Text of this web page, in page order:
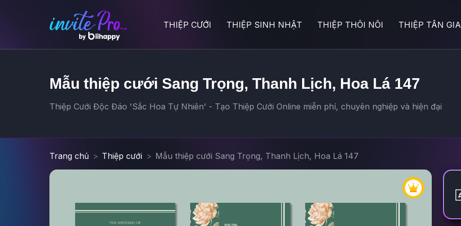
THIỆP CƯỚI THIỆP SINH NHẬT THIỆP THÔI NÔI THIỆP TÂN GIA
Mẫu thiệp cưới Sang Trọng, Thanh Lịch, Hoa Lá 147
Thiệp Cưới Độc Đáo 'Sắc Hoa Tự Nhiên' - Tạo Thiệp Cưới Online miễn phí, chuyên nghiệp và hiện đại
Trang chủ Thiệp cưới Mẫu thiệp cưới Sang Trọng, Thanh Lịch, Hoa Lá 147